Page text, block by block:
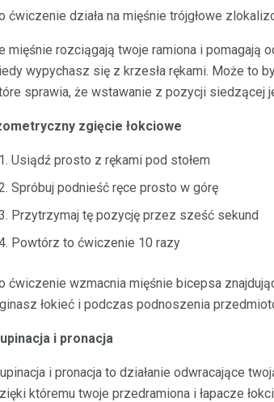
ćwiczenie działa na mięśnie trójgłowe
mięśnie rozciągają twoje ramiona i pomagają
wypychasz się z krzesła rękami. Może to
sprawia, że ​​wstawanie z pozycji siedzącej
zgięcie łokciowe
Usiądź prosto z rękami pod stołem
Spróbuj podnieść ręce prosto w górę
Przytrzymaj tę pozycję przez sześć sekund
Powtórz to ćwiczenie 10 razy
ćwiczenie wzmacnia mięśnie bicepsa
łokieć i podczas podnoszenia
i pronacja
i pronacja to działanie odwracające
któremu twoje przedramiona i łapacze